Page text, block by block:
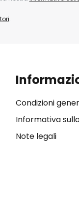
.
Condizioni
Informativa
Note legali